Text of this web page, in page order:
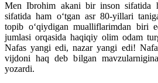
Men Ibrohim akani bir inson sifatida
sifatida ham oʻtgan asr 80-yillari
topib oʻqiydigan mualliflarimdan biri
jumlasi orqasida haqiqiy olim odam
Nafas yangi edi, nazar yangi edi!
vijdoni haq deb bilgan
yozardi.